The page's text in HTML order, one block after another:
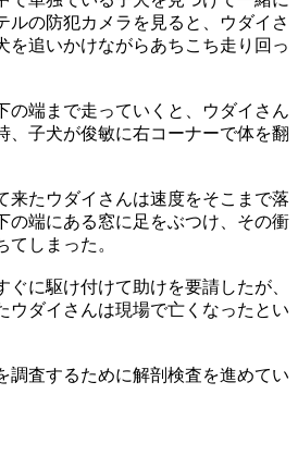
ルの防犯カメラを見ると、ウダイさ
を追いかけながらあちこち走り回っ
の端まで走っていくと、ウダイさん
、子犬が俊敏に右コーナーで体を翻
来たウダイさんは速度をそこまで落
の端にある窓に足をぶつけ、その衝
しまった。
に駆け付けて助けを要請したが、
ウダイさんは現場で亡くなったとい
調査するために解剖検査を進めてい